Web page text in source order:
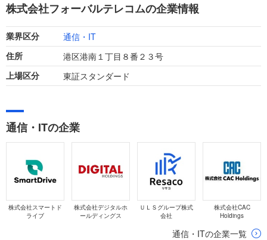
の向上に努めています。
株式会社フォーバルテレコムの企業情報
業界区分 通信・IT
住所 港区港南１丁目８番２３号
上場区分 東証スタンダード
通信・ITの企業
株式会社スマートド
ライブ
株式会社デジタルホ
ールディングス
ＵＬＳグループ株式
会社
株式会社CAC
Holdings
通信・ITの企業一覧